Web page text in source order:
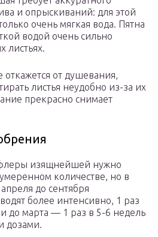
и опрыскиваний: для этой
очень мягкая вода. Пятна
водой очень сильно
листьях.
от душевания,
листья неудобно из-за их
прекрасно снимает
изящнейшей нужно
количестве, но в
до сентября
более интенсивно, 1 раз
до марта — 1 раз в 5-6 недель
дозами.